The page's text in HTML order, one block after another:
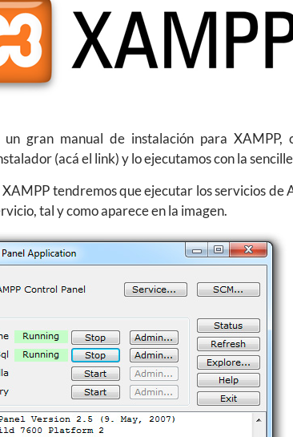
un gran manual de instalación para XAMPP,
(acá el link) y lo ejecutamos con la
tendremos que ejecutar los servicios de
tal y como aparece en la imagen.